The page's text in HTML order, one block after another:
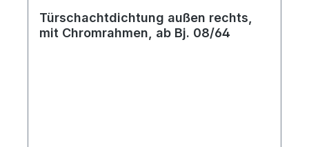
Türschachtdichtung außen rechts,
mit Chromrahmen, ab Bj. 08/64